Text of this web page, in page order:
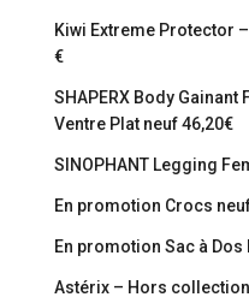
Kiwi Extreme Protector
€
SHAPERX Body
Ventre Plat neuf 46,20€
SINOPHANT Legging
En promotion Crocs
En promotion Sac à Dos
Astérix – Hors